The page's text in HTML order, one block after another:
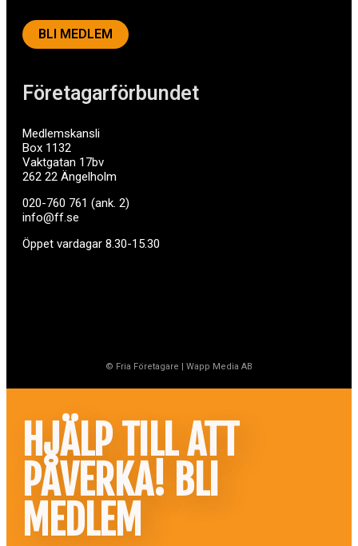
Företagarförbundet
Medlemskansli
Box 1132
Vaktgatan 17bv
262 22 Ängelholm
020-760 761 (ank. 2)
info@ff.se
Öppet vardagar 8.30-15.30
BLI MEDLEM
© Fria Företagare | Wapp Media AB
HJÄLP TILL ATT
PÅVERKA! BLI
MEDLEM